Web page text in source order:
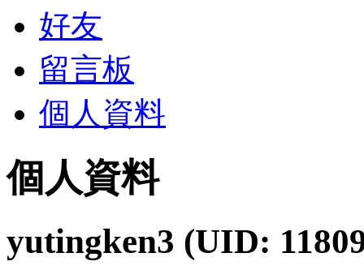
好友
留言板
個人資料
個人資料
yutingken3 (UID: